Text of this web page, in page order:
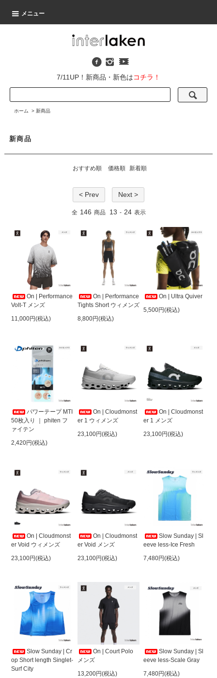
メニュー
7/11UP！新商品・新色はコチラ！
ホーム > 新商品
新商品
おすすめ順 価格順 新着順
< Prev Next >
全 146 商品 13 - 24 表示
On | Performance
Volt-T メンズ
11,000円(税込)
On | Performance
Tights Short ウィメンズ
8,800円(税込)
On | Ultra Quiver
5,500円(税込)
パワーテープ MTI
50枚入り ｜ phiten フ
ァイテン
2,420円(税込)
On | Cloudmonst
er 1 ウィメンズ
23,100円(税込)
On | Cloudmonst
er 1 メンズ
23,100円(税込)
On | Cloudmonst
er Void ウィメンズ
23,100円(税込)
On | Cloudmonst
er Void メンズ
23,100円(税込)
Slow Sunday | Sl
eeve less-Ice Fresh
7,480円(税込)
Slow Sunday | Cr
op Short length Singlet-
Surf City
On | Court Polo
メンズ
13,200円(税込)
Slow Sunday | Sl
eeve less-Scale Gray
7,480円(税込)